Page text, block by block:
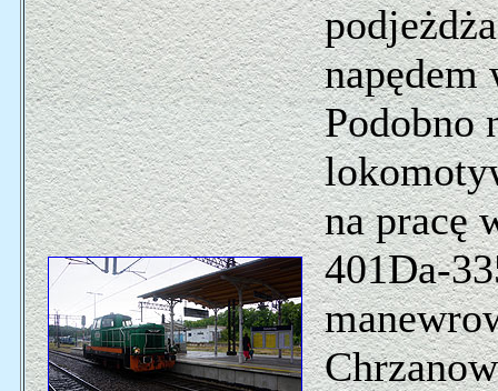
napędem
Podobno
na pracę
401Da-